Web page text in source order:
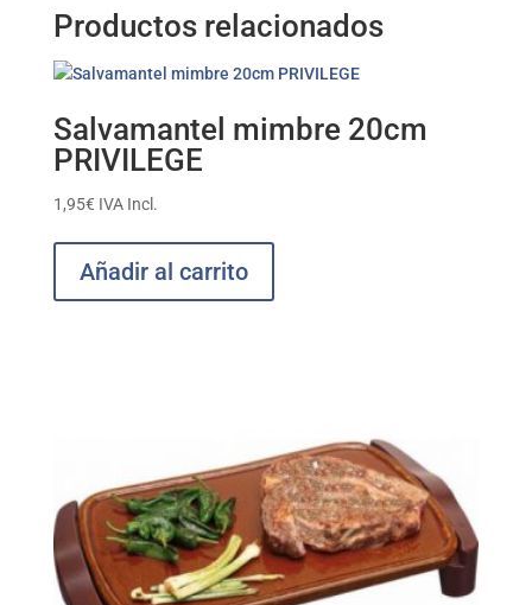
Productos relacionados
Salvamantel mimbre 20cm
PRIVILEGE
1,95€ IVA Incl.
Añadir al carrito